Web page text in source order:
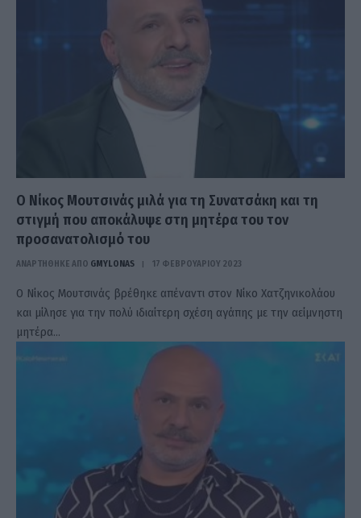
Ο Νίκος Μουτσινάς μιλά για τη Συνατσάκη και τη
στιγμή που αποκάλυψε στη μητέρα του τον
προσανατολισμό του
ΑΝΑΡΤΗΘΗΚΕ ΑΠΟ GMYLONAS 17 ΦΕΒΡΟΥΑΡΊΟΥ 2023
Ο Νίκος Μουτσινάς βρέθηκε απέναντι στον Νίκο Χατζηνικολάου
και μίλησε για την πολύ ιδιαίτερη σχέση αγάπης με την αείμνηστη
μητέρα…